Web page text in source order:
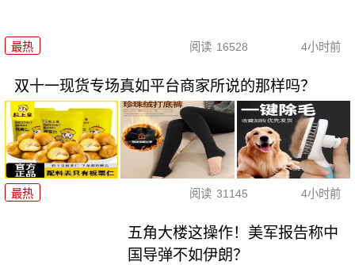
最热 阅读 16528 4小时前
双十一现货专场真如平台商家所说的那样吗？
最热 阅读 31145 4小时前
五角大楼这操作！美军报告称中
国导弹不如伊朗？